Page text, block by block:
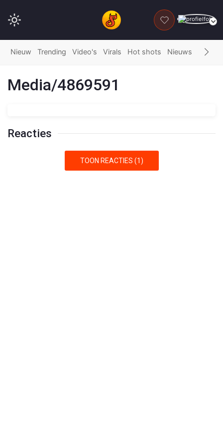
DONEER
Nieuw Trending Video's Virals Hot shots Nieuws Fails
Media/4869591
Reacties
TOON REACTIES (1)